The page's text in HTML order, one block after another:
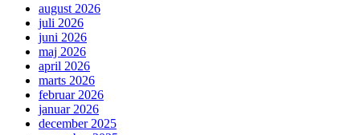
august 2026
juli 2026
juni 2026
maj 2026
april 2026
marts 2026
februar 2026
januar 2026
december 2025